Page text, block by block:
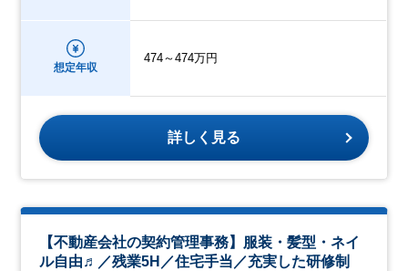
想定年収
474～474万円
詳しく見る
【不動産会社の契約管理事務】服装・髪型・ネイ
ル自由♬／残業5H／住宅手当／充実した研修制